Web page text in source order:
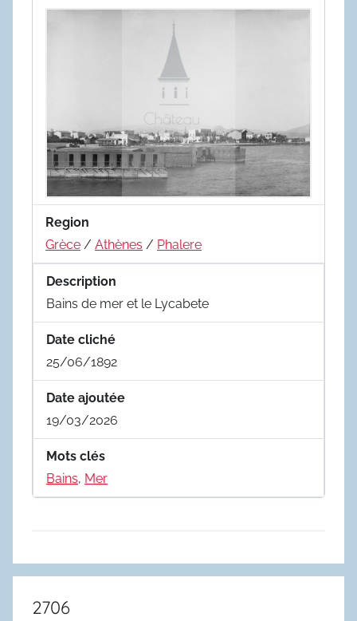
Region
Grèce / Athènes / Phalere
Description
Bains de mer et le Lycabete
Date cliché
25/06/1892
Date ajoutée
19/03/2026
Mots clés
Bains, Mer
2706